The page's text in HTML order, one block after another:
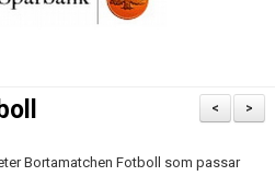
>
<
Bortamatchen Fotboll som passar